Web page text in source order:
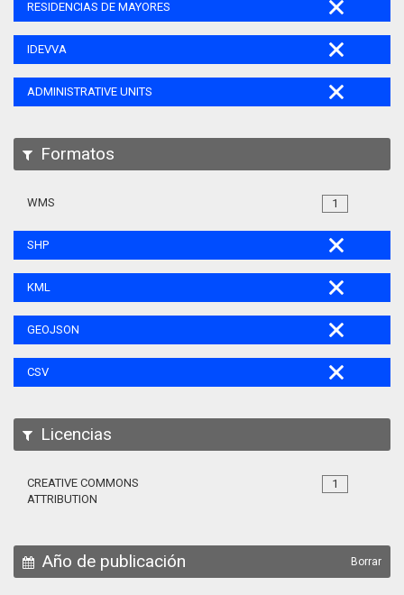
RESIDENCIAS DE MAYORES
IDEVVA
ADMINISTRATIVE UNITS
Formatos
1
WMS
SHP
KML
GEOJSON
CSV
Licencias
1
CREATIVE COMMONS
ATTRIBUTION
Año de publicación Borrar